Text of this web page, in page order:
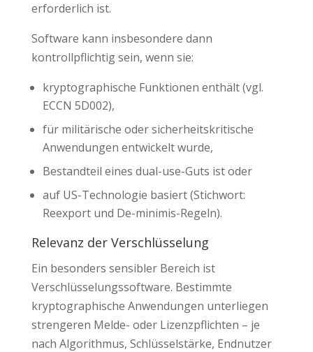
erforderlich ist.
Software kann insbesondere dann
kontrollpflichtig sein, wenn sie:
kryptographische Funktionen enthält (vgl.
ECCN 5D002),
für militärische oder sicherheitskritische
Anwendungen entwickelt wurde,
Bestandteil eines dual-use-Guts ist oder
auf US-Technologie basiert (Stichwort:
Reexport und De-minimis-Regeln).
Relevanz der Verschlüsselung
Ein besonders sensibler Bereich ist
Verschlüsselungssoftware. Bestimmte
kryptographische Anwendungen unterliegen
strengeren Melde- oder Lizenzpflichten – je
nach Algorithmus, Schlüsselstärke, Endnutzer